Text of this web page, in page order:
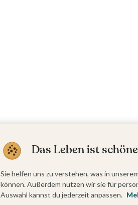
Das Leben ist
Sie helfen uns zu verstehen, was in
können. Außerdem nutzen wir sie für
Auswahl kannst du jederzeit anpassen.